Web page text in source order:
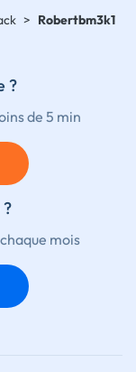
> Robertbm3k1
?
de 5 min
mois